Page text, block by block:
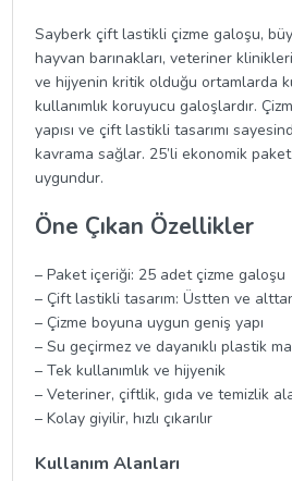
Sayberk çift lastikli çizme galoşu,
hayvan barınakları, veteriner
ve hijyenin kritik olduğu ortamlarda
kullanımlık koruyucu galoşlardır.
yapısı ve çift lastikli tasarımı
kavrama sağlar. 25’li ekonomik
uygundur.
Öne Çıkan Özellikler
– Paket içeriği: 25 adet çizme galoşu
– Çift lastikli tasarım: Üstten ve
– Çizme boyuna uygun geniş yapı
– Su geçirmez ve dayanıklı plastik
– Tek kullanımlık ve hijyenik
– Veteriner, çiftlik, gıda ve temizlik
– Kolay giyilir, hızlı çıkarılır
Kullanım Alanları